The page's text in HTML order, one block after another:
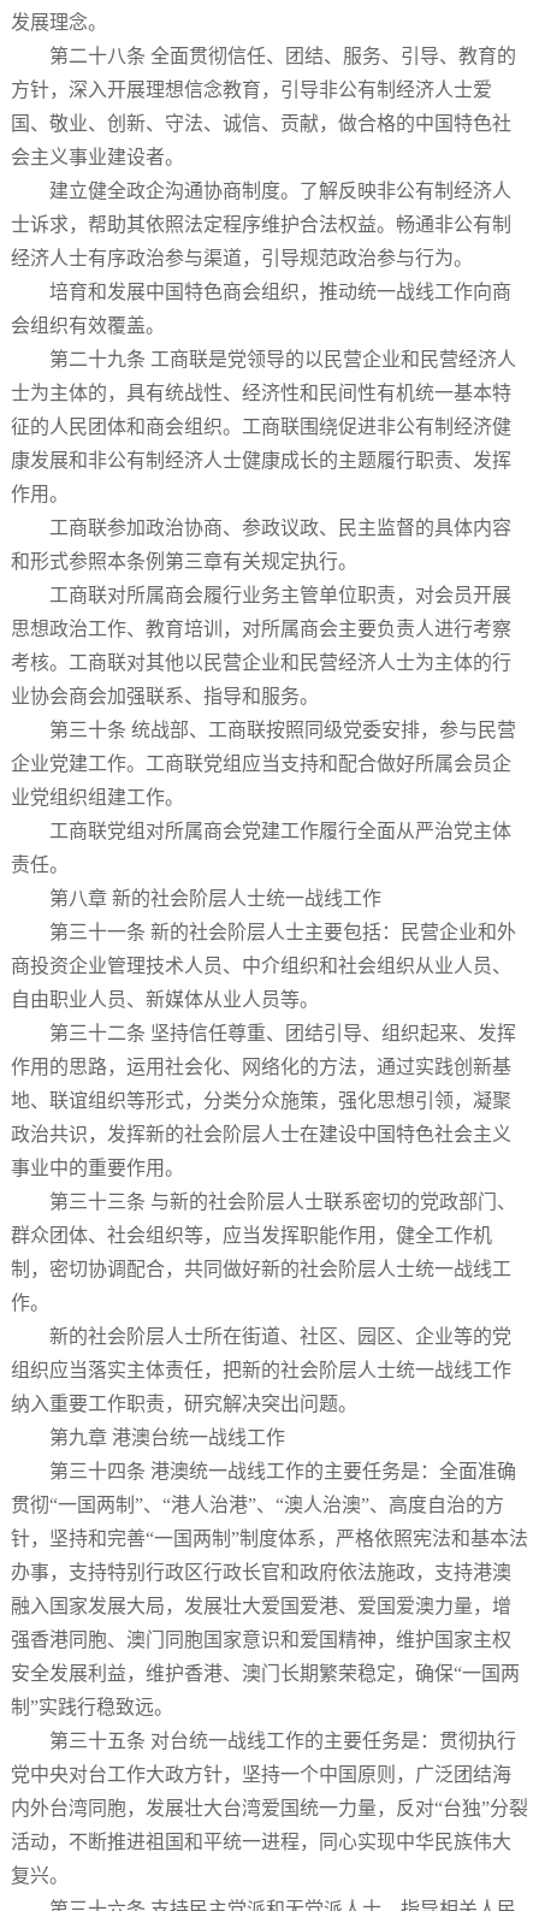
发展理念。
第二十八条 全面贯彻信任、团结、服务、引导、教育的
方针，深入开展理想信念教育，引导非公有制经济人士爱
国、敬业、创新、守法、诚信、贡献，做合格的中国特色社
会主义事业建设者。
建立健全政企沟通协商制度。了解反映非公有制经济人
士诉求，帮助其依照法定程序维护合法权益。畅通非公有制
经济人士有序政治参与渠道，引导规范政治参与行为。
培育和发展中国特色商会组织，推动统一战线工作向商
会组织有效覆盖。
第二十九条 工商联是党领导的以民营企业和民营经济人
士为主体的，具有统战性、经济性和民间性有机统一基本特
征的人民团体和商会组织。工商联围绕促进非公有制经济健
康发展和非公有制经济人士健康成长的主题履行职责、发挥
作用。
工商联参加政治协商、参政议政、民主监督的具体内容
和形式参照本条例第三章有关规定执行。
工商联对所属商会履行业务主管单位职责，对会员开展
思想政治工作、教育培训，对所属商会主要负责人进行考察
考核。工商联对其他以民营企业和民营经济人士为主体的行
业协会商会加强联系、指导和服务。
第三十条 统战部、工商联按照同级党委安排，参与民营
企业党建工作。工商联党组应当支持和配合做好所属会员企
业党组织组建工作。
工商联党组对所属商会党建工作履行全面从严治党主体
责任。
第八章 新的社会阶层人士统一战线工作
第三十一条 新的社会阶层人士主要包括：民营企业和外
商投资企业管理技术人员、中介组织和社会组织从业人员、
自由职业人员、新媒体从业人员等。
第三十二条 坚持信任尊重、团结引导、组织起来、发挥
作用的思路，运用社会化、网络化的方法，通过实践创新基
地、联谊组织等形式，分类分众施策，强化思想引领，凝聚
政治共识，发挥新的社会阶层人士在建设中国特色社会主义
事业中的重要作用。
第三十三条 与新的社会阶层人士联系密切的党政部门、
群众团体、社会组织等，应当发挥职能作用，健全工作机
制，密切协调配合，共同做好新的社会阶层人士统一战线工
作。
新的社会阶层人士所在街道、社区、园区、企业等的党
组织应当落实主体责任，把新的社会阶层人士统一战线工作
纳入重要工作职责，研究解决突出问题。
第九章 港澳台统一战线工作
第三十四条 港澳统一战线工作的主要任务是：全面准确
贯彻“一国两制”、“港人治港”、“澳人治澳”、高度自治的方
针，坚持和完善“一国两制”制度体系，严格依照宪法和基本法
办事，支持特别行政区行政长官和政府依法施政，支持港澳
融入国家发展大局，发展壮大爱国爱港、爱国爱澳力量，增
强香港同胞、澳门同胞国家意识和爱国精神，维护国家主权
安全发展利益，维护香港、澳门长期繁荣稳定，确保“一国两
制”实践行稳致远。
第三十五条 对台统一战线工作的主要任务是：贯彻执行
党中央对台工作大政方针，坚持一个中国原则，广泛团结海
内外台湾同胞，发展壮大台湾爱国统一力量，反对“台独”分裂
活动，不断推进祖国和平统一进程，同心实现中华民族伟大
复兴。